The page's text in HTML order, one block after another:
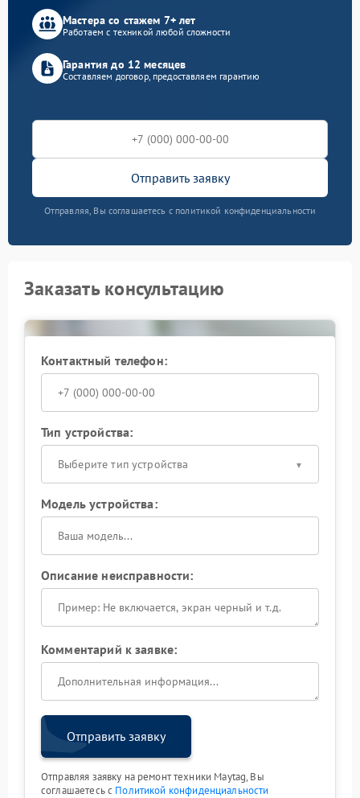
Мастера со стажем 7+ лет
Работаем с техникой любой сложности
Гарантия до 12 месяцев
Составляем договор, предоставляем гарантию
Отправить заявку
Отправляя, Вы соглашаетесь с политикой конфиденциальности
Заказать консультацию
Контактный телефон:
Тип устройства:
Выберите тип устройства
Модель устройства:
Описание неисправности:
Комментарий к заявке:
Отправить заявку
Отправляя заявку на ремонт техники Maytag, Вы
соглашаетесь с Политикой конфиденциальности